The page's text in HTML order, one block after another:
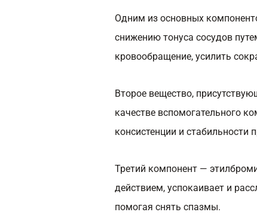
Одним из основных
снижению тонуса сосудов
кровообращение, усилить
Второе вещество,
качестве вспомогательного
консистенции и стабильности
Третий компонент —
действием, успокаивает и
помогая снять спазмы.